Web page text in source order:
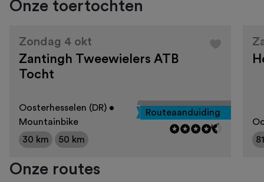
Onze toertochten
Zondag 4 okt
Zantingh Tweewielers ATB
Tocht
Oosterhesselen (DR) •
Mountainbike
30 km
50 km
Routeaanduiding
+4
Onze routes